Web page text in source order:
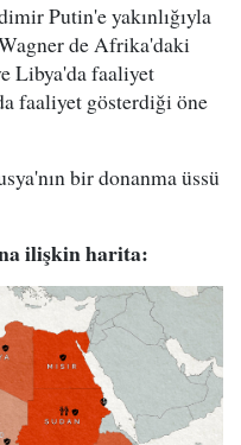
Putin'e yakınlığıyla
de Afrika'daki
Libya'da faaliyet
faaliyet gösterdiği öne
bir donanma üssü
ilişkin harita: